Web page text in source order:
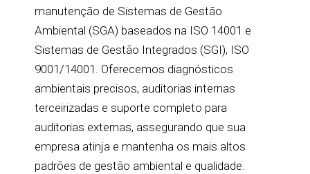
manutenção de Sistemas de Gestão
Ambiental (SGA) baseados na ISO 14001 e
Sistemas de Gestão Integrados (SGI), ISO
9001/14001. Oferecemos diagnósticos
ambientais precisos, auditorias internas
terceirizadas e suporte completo para
auditorias externas, assegurando que sua
empresa atinja e mantenha os mais altos
padrões de gestão ambiental e qualidade.